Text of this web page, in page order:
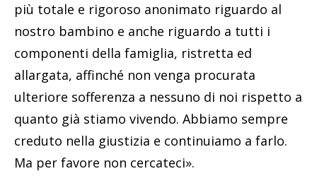
più totale e rigoroso anonimato riguardo al
nostro bambino e anche riguardo a tutti i
componenti della famiglia, ristretta ed
allargata, affinché non venga procurata
ulteriore sofferenza a nessuno di noi rispetto a
quanto già stiamo vivendo. Abbiamo sempre
creduto nella giustizia e continuiamo a farlo.
Ma per favore non cercateci».